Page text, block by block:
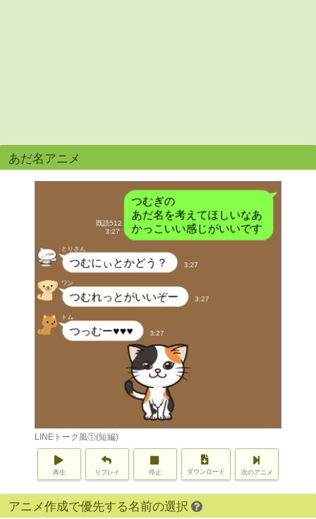
あだ名アニメ
LINEトーク風①(短編)
再生 リプレイ 停止 ダウンロード 次のアニメ
アニメ作成で優先する名前の選択